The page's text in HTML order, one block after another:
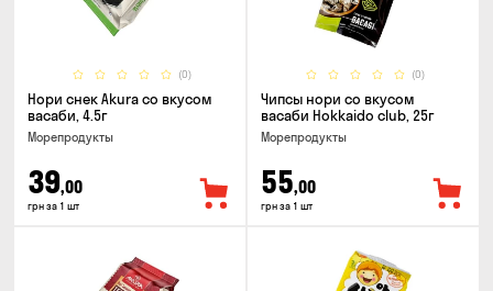
(0)
Нори снек Akura со вкусом
васаби, 4.5г
Морепродукты
39,00
грн за 1 шт
(0)
Чипсы нори со вкусом
васаби Hokkaido club, 25г
Морепродукты
55,00
грн за 1 шт